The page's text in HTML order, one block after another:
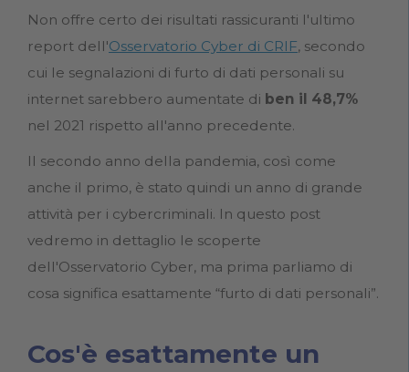
Non offre certo dei risultati rassicuranti l'ultimo
report dell'Osservatorio Cyber di CRIF, secondo
cui le segnalazioni di furto di dati personali su
internet sarebbero aumentate di ben il 48,7%
nel 2021 rispetto all'anno precedente.
Il secondo anno della pandemia, così come
anche il primo, è stato quindi un anno di grande
attività per i cybercriminali. In questo post
vedremo in dettaglio le scoperte
dell'Osservatorio Cyber, ma prima parliamo di
cosa significa esattamente “furto di dati personali”.
Cos'è esattamente un